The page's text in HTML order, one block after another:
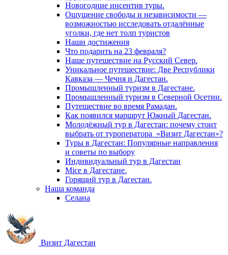
Новогодние инсентив туры.
Ощущение свободы и независимости —
возможностью исследовать отдалённые
уголки, где нет толп туристов
Наши достижения
Что подарить на 23 февраля?
Наше путешествие на Русский Север.
Уникальное путешествие: Две Республики
Кавказа — Чечня и Дагестан.
Промышленный туризм в Дагестане.
Промышленный туризм в Северной Осетии.
Путешествие во время Рамадан.
Как появился маршрут Южный Дагестан.
Молодёжный тур в Дагестан: почему стоит
выбрать от туроператора «Визит Дагестан»?
Туры в Дагестан: Популярные направлення
и советы по выбору
Индивидуальный тур в Дагестан
Mice в Дагестане.
Горящий тур в Дагестан.
Наша команда
Селана
Визит Дагестан